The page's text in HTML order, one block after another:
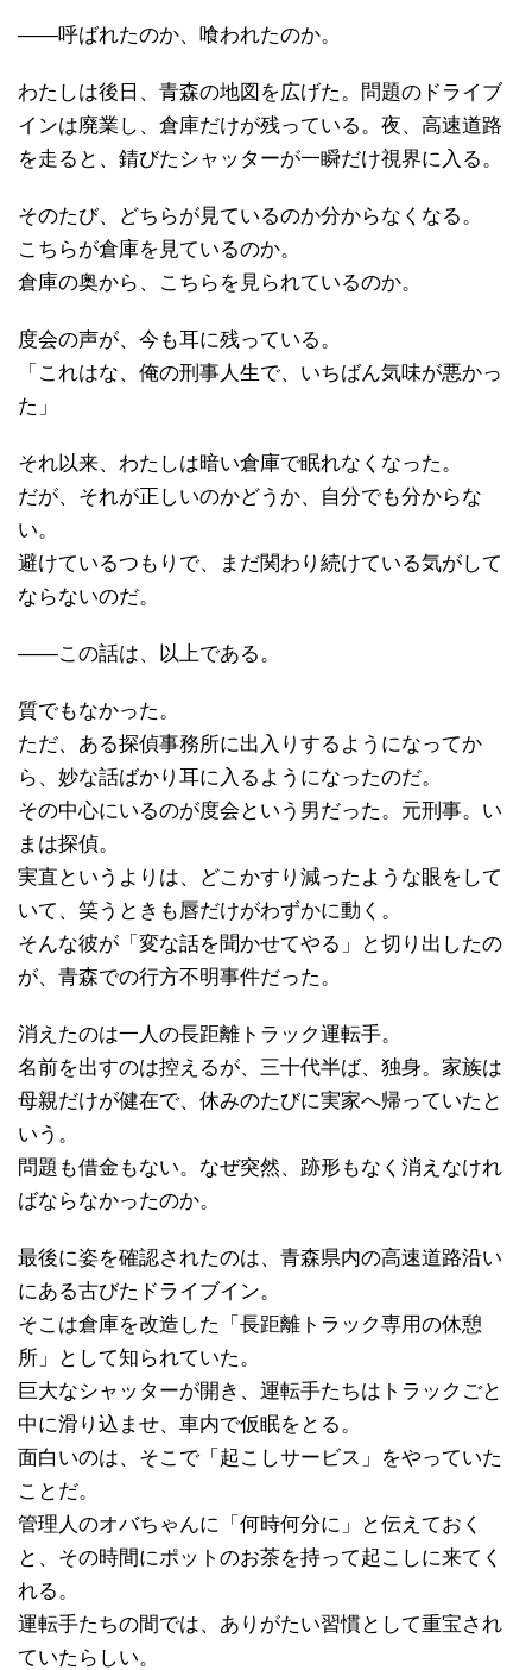
――呼ばれたのか、喰われたのか。
わたしは後日、青森の地図を広げた。問題のドライブ
インは廃業し、倉庫だけが残っている。夜、高速道路
を走ると、錆びたシャッターが一瞬だけ視界に入る。
そのたび、どちらが見ているのか分からなくなる。
こちらが倉庫を見ているのか。
倉庫の奥から、こちらを見られているのか。
度会の声が、今も耳に残っている。
「これはな、俺の刑事人生で、いちばん気味が悪かっ
た」
それ以来、わたしは暗い倉庫で眠れなくなった。
だが、それが正しいのかどうか、自分でも分からな
い。
避けているつもりで、まだ関わり続けている気がして
ならないのだ。
――この話は、以上である。
質でもなかった。
ただ、ある探偵事務所に出入りするようになってか
ら、妙な話ばかり耳に入るようになったのだ。
その中心にいるのが度会という男だった。元刑事。い
まは探偵。
実直というよりは、どこかすり減ったような眼をして
いて、笑うときも唇だけがわずかに動く。
そんな彼が「変な話を聞かせてやる」と切り出したの
が、青森での行方不明事件だった。
消えたのは一人の長距離トラック運転手。
名前を出すのは控えるが、三十代半ば、独身。家族は
母親だけが健在で、休みのたびに実家へ帰っていたと
いう。
問題も借金もない。なぜ突然、跡形もなく消えなけれ
ばならなかったのか。
最後に姿を確認されたのは、青森県内の高速道路沿い
にある古びたドライブイン。
そこは倉庫を改造した「長距離トラック専用の休憩
所」として知られていた。
巨大なシャッターが開き、運転手たちはトラックごと
中に滑り込ませ、車内で仮眠をとる。
面白いのは、そこで「起こしサービス」をやっていた
ことだ。
管理人のオバちゃんに「何時何分に」と伝えておく
と、その時間にポットのお茶を持って起こしに来てく
れる。
運転手たちの間では、ありがたい習慣として重宝され
ていたらしい。